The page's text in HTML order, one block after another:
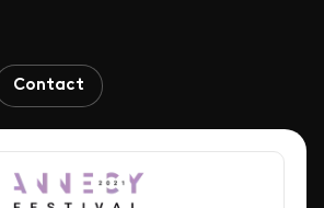
l'honneur sur France Télévisions ' sur Facebook
à l'honneur sur France Télévisions ' sur X
à l'honneur sur France Télévisions ' sur
Contact